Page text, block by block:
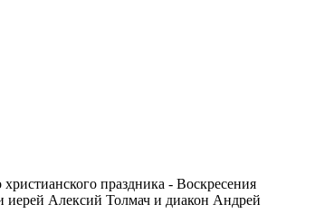
праздника - Воскресения
иерей Алексий Толмач и диакон Андрей